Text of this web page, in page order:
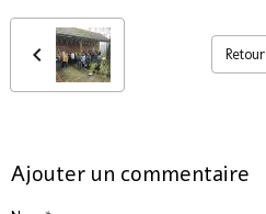
Retour
Ajouter un commentaire